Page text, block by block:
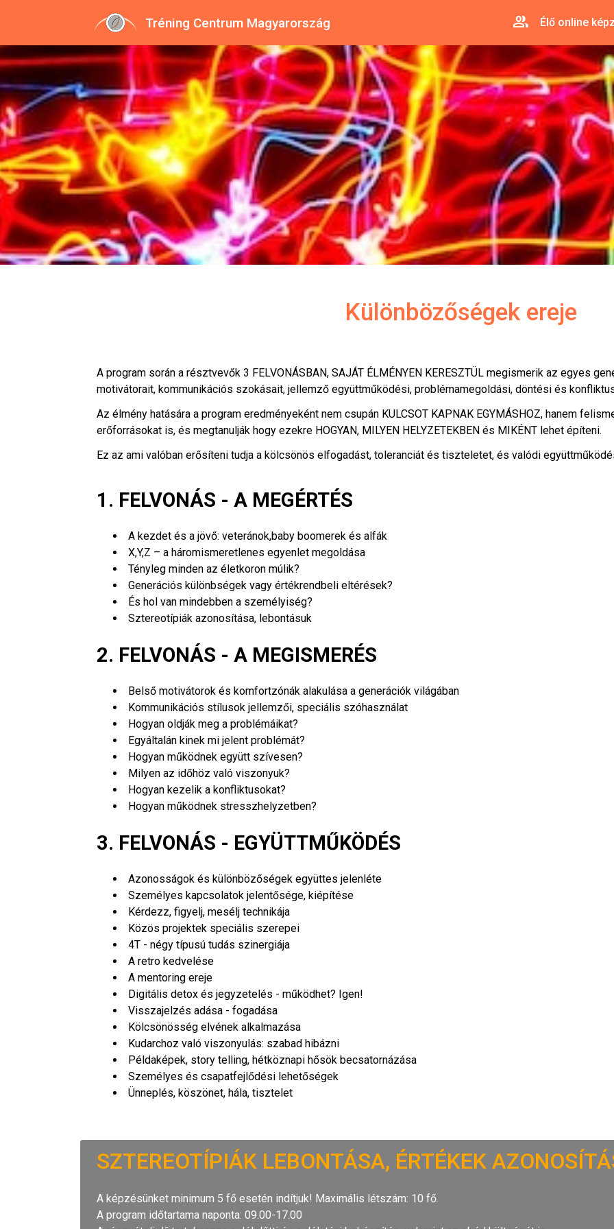
Tréning Centrum Magyarország group Élő online
Különbözőségek ereje
A program során a résztvevők 3 FELVONÁSBAN, SAJÁT ÉLMÉNYEN KERESZTÜL megismerik az egyes
motivátorait, kommunikációs szokásait, jellemző együttműködési, problémamegoldási, döntési és
Az élmény hatására a program eredményeként nem csupán KULCSOT KAPNAK EGYMÁSHOZ, hanem
erőforrásokat is, és megtanulják hogy ezekre HOGYAN, MILYEN HELYZETEKBEN és MIKÉNT lehet építeni.
Ez az ami valóban erősíteni tudja a kölcsönös elfogadást, toleranciát és tiszteletet, és valódi
1. FELVONÁS - A MEGÉRTÉS
A kezdet és a jövő: veteránok,baby boomerek és alfák
X,Y,Z – a háromismeretlenes egyenlet megoldása
Tényleg minden az életkoron múlik?
Generációs különbségek vagy értékrendbeli eltérések?
És hol van mindebben a személyiség?
Sztereotípiák azonosítása, lebontásuk
2. FELVONÁS - A MEGISMERÉS
Belső motivátorok és komfortzónák alakulása a generációk világában
Kommunikációs stílusok jellemzői, speciális szóhasználat
Hogyan oldják meg a problémáikat?
Egyáltalán kinek mi jelent problémát?
Hogyan működnek együtt szívesen?
Milyen az időhöz való viszonyuk?
Hogyan kezelik a konfliktusokat?
Hogyan működnek stresszhelyzetben?
3. FELVONÁS - EGYÜTTMŰKÖDÉS
Azonosságok és különbözőségek együttes jelenléte
Személyes kapcsolatok jelentősége, kiépítése
Kérdezz, figyelj, mesélj technikája
Közös projektek speciális szerepei
4T - négy típusú tudás szinergiája
A retro kedvelése
A mentoring ereje
Digitális detox és jegyzetelés - működhet? Igen!
Visszajelzés adása - fogadása
Kölcsönösség elvének alkalmazása
Kudarchoz való viszonyulás: szabad hibázni
Példaképek, story telling, hétköznapi hősök becsatornázása
Személyes és csapatfejlődési lehetőségek
Ünneplés, köszönet, hála, tisztelet
SZTEREOTÍPIÁK LEBONTÁSA, ÉRTÉKEK
A képzésünket minimum 5 fő esetén indítjuk! Maximális létszám: 10 fő.
A program időtartama naponta: 09.00-17.00